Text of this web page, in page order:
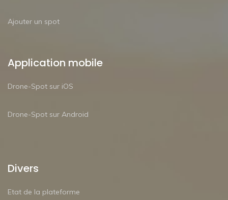
Ajouter un spot
Application mobile
Drone-Spot sur iOS
Drone-Spot sur Android
Divers
Etat de la plateforme